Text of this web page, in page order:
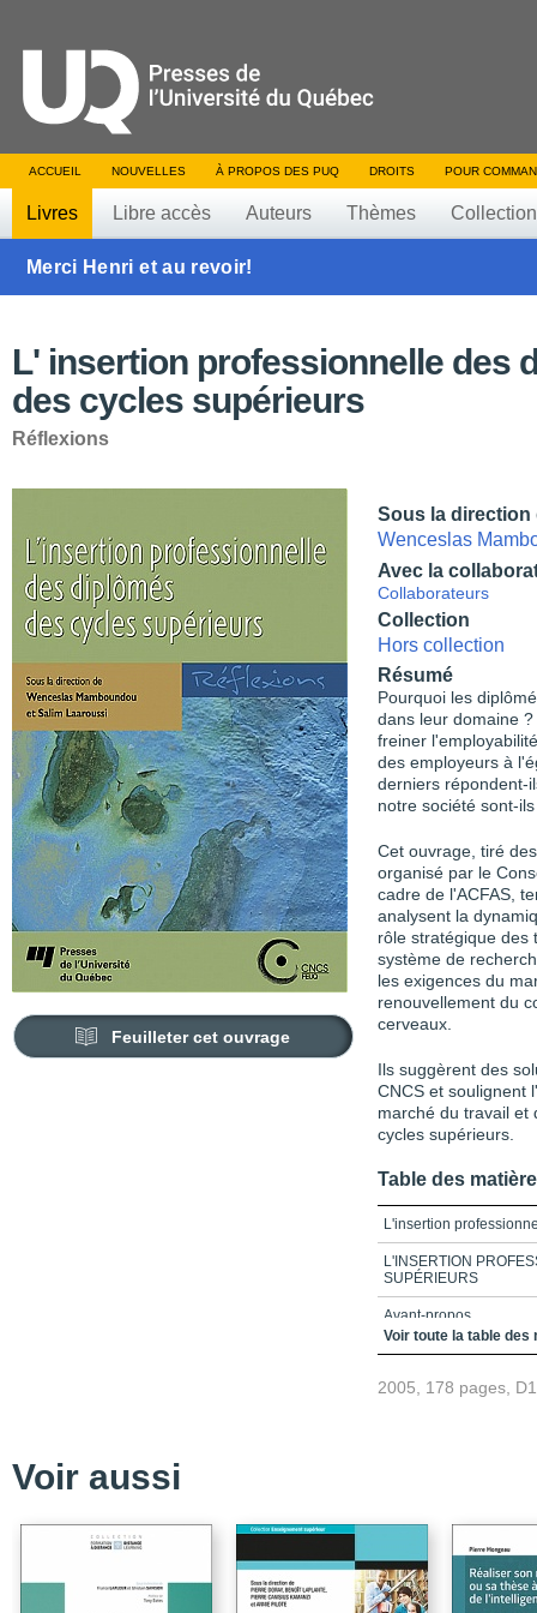
ACCUEIL NOUVELLES À PROPOS DES PUQ DROITS POUR
Livres Libre accès Auteurs Thèmes
Merci Henri et au revoir!
L' insertion professionnelle des
des cycles supérieurs
Réflexions
Feuilleter cet ouvrage
Sous la direction
Wenceslas
Avec la
Collaborateurs
Collection
Hors collection
Résumé
Pourquoi les
dans leur domaine
freiner
des employeurs à
derniers répondent-
notre société sont-
Cet ouvrage, tiré
organisé par le
cadre de l'ACFAS,
analysent la
rôle stratégique des
système de
les exigences du
renouvellement du
cerveaux.
Ils suggèrent des
CNCS et soulignent
marché du travail et
cycles supérieurs.
Table des
L'insertion
L'INSERTION
SUPÉRIEURS
Avant-propos
Table des matières
Liste des figures
Chapitre
Voir toute la table des
2005, 178 pages,
Voir aussi